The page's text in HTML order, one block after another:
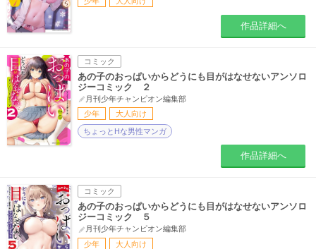
作品詳細へ
コミック
あの子のおっぱいからどうにも目がはなせないアンソロ
ジーコミック ２
月刊少年チャンピオン編集部
少年
大人向け
ちょっとHな男性マンガ
作品詳細へ
コミック
あの子のおっぱいからどうにも目がはなせないアンソロ
ジーコミック ５
月刊少年チャンピオン編集部
少年
大人向け